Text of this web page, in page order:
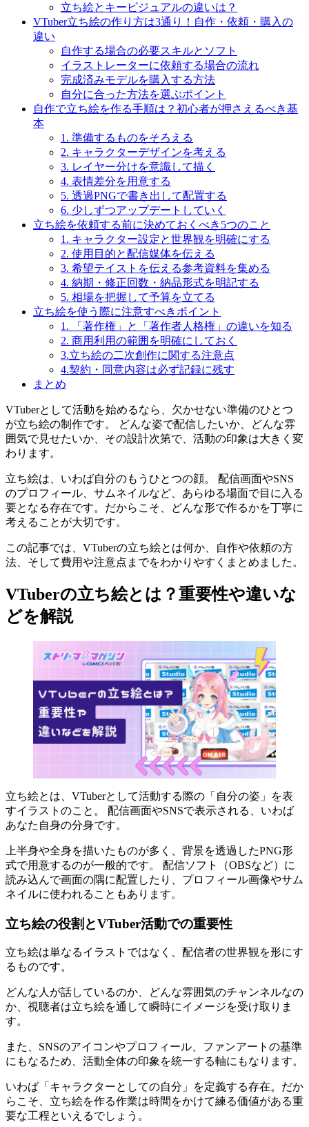
立ち絵とキービジュアルの違いは？
VTuber立ち絵の作り方は3通り！自作・依頼・購入の
違い
自作する場合の必要スキルとソフト
イラストレーターに依頼する場合の流れ
完成済みモデルを購入する方法
自分に合った方法を選ぶポイント
自作で立ち絵を作る手順は？初心者が押さえるべき基
本
1. 準備するものをそろえる
2. キャラクターデザインを考える
3. レイヤー分けを意識して描く
4. 表情差分を用意する
5. 透過PNGで書き出して配置する
6. 少しずつアップデートしていく
立ち絵を依頼する前に決めておくべき5つのこと
1. キャラクター設定と世界観を明確にする
2. 使用目的と配信媒体を伝える
3. 希望テイストを伝える参考資料を集める
4. 納期・修正回数・納品形式を明記する
5. 相場を把握して予算を立てる
立ち絵を使う際に注意すべきポイント
1. 「著作権」と「著作者人格権」の違いを知る
2. 商用利用の範囲を明確にしておく
3.立ち絵の二次創作に関する注意点
4.契約・同意内容は必ず記録に残す
まとめ
VTuberとして活動を始めるなら、欠かせない準備のひとつ
が立ち絵の制作です。 どんな姿で配信したいか、どんな雰
囲気で見せたいか、その設計次第で、活動の印象は大きく変
わります。
立ち絵は、いわば自分のもうひとつの顔。 配信画面やSNS
のプロフィール、サムネイルなど、あらゆる場面で目に入る
要となる存在です。だからこそ、どんな形で作るかを丁寧に
考えることが大切です。
この記事では、VTuberの立ち絵とは何か、自作や依頼の方
法、そして費用や注意点までをわかりやすくまとめました。
VTuberの立ち絵とは？重要性や違いな
どを解説
立ち絵とは、VTuberとして活動する際の「自分の姿」を表
すイラストのこと。 配信画面やSNSで表示される、いわば
あなた自身の分身です。
上半身や全身を描いたものが多く、背景を透過したPNG形
式で用意するのが一般的です。 配信ソフト（OBSなど）に
読み込んで画面の隅に配置したり、プロフィール画像やサム
ネイルに使われることもあります。
立ち絵の役割とVTuber活動での重要性
立ち絵は単なるイラストではなく、配信者の世界観を形にす
るものです。
どんな人が話しているのか、どんな雰囲気のチャンネルなの
か、視聴者は立ち絵を通して瞬時にイメージを受け取りま
す。
また、SNSのアイコンやプロフィール、ファンアートの基準
にもなるため、活動全体の印象を統一する軸にもなります。
いわば「キャラクターとしての自分」を定義する存在。だか
らこそ、立ち絵を作る作業は時間をかけて練る価値がある重
要な工程といえるでしょう。